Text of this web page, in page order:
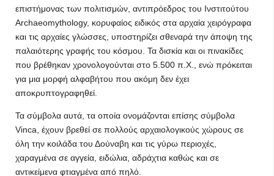
επιστήμονας των πολιτισμών, αντιπρόεδρος του Ινστιτούτου
Archaeomythology, κορυφαίος ειδικός στα αρχαία χειρόγραφα
και τις αρχαίες γλώσσες, υποστηρίζει σθεναρά την άποψη της
παλαιότερης γραφής του κόσμου. Τα δισκία και οι πινακίδες
που βρέθηκαν χρονολογούνται στο 5.500 π.Χ., ενώ πρόκειται
για μια μορφή αλφαβήτου που ακόμη δεν έχει
αποκρυπτογραφηθεί.
Τα σύμβολα αυτά, τα οποία ονομάζονται επίσης σύμβολα
Vinca, έχουν βρεθεί σε πολλούς αρχαιολογικούς χώρους σε
όλη την κοιλάδα του Δούναβη και τις γύρω περιοχές,
χαραγμένα σε αγγεία, ειδώλια, αδράχτια καθώς και σε
αντικείμενα φτιαγμένα από πηλό.